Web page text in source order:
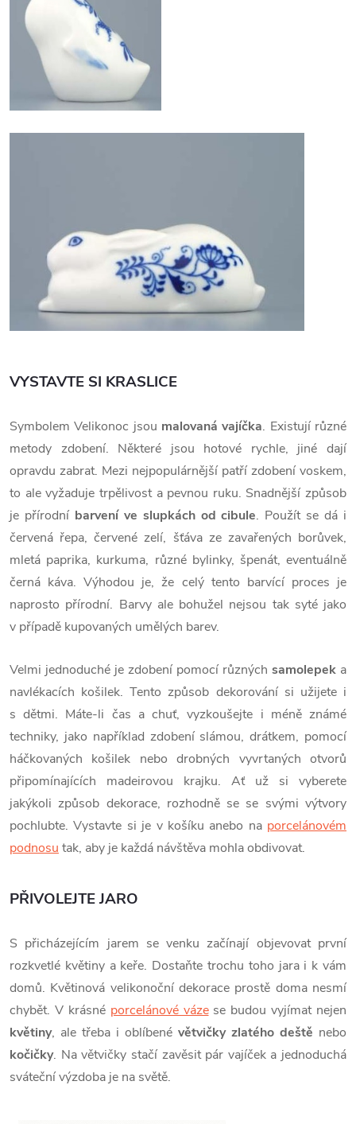
VYSTAVTE SI KRASLICE
Symbolem Velikonoc jsou malovaná vajíčka. Existují různé
metody zdobení. Některé jsou hotové rychle, jiné dají
opravdu zabrat. Mezi nejpopulárnější patří zdobení voskem,
to ale vyžaduje trpělivost a pevnou ruku. Snadnější způsob
je přírodní barvení ve slupkách od cibule. Použít se dá i
červená řepa, červené zelí, šťáva ze zavařených borůvek,
mletá paprika, kurkuma, různé bylinky, špenát, eventuálně
černá káva. Výhodou je, že celý tento barvící proces je
naprosto přírodní. Barvy ale bohužel nejsou tak syté jako
v případě kupovaných umělých barev.
Velmi jednoduché je zdobení pomocí různých samolepek a
navlékacích košilek. Tento způsob dekorování si užijete i
s dětmi. Máte-li čas a chuť, vyzkoušejte i méně známé
techniky, jako například zdobení slámou, drátkem, pomocí
háčkovaných košilek nebo drobných vyvrtaných otvorů
připomínajících madeirovou krajku. Ať už si vyberete
jakýkoli způsob dekorace, rozhodně se se svými výtvory
pochlubte. Vystavte si je v košíku anebo na porcelánovém
podnosu tak, aby je každá návštěva mohla obdivovat.
PŘIVOLEJTE JARO
S přicházejícím jarem se venku začínají objevovat první
rozkvetlé květiny a keře. Dostaňte trochu toho jara i k vám
domů. Květinová velikonoční dekorace prostě doma nesmí
chybět. V krásné porcelánové vázese budou vyjímat nejen
květiny, ale třeba i oblíbené větvičky zlatého deště nebo
kočičky. Na větvičky stačí zavěsit pár vajíček a jednoduchá
sváteční výzdoba je na světě.